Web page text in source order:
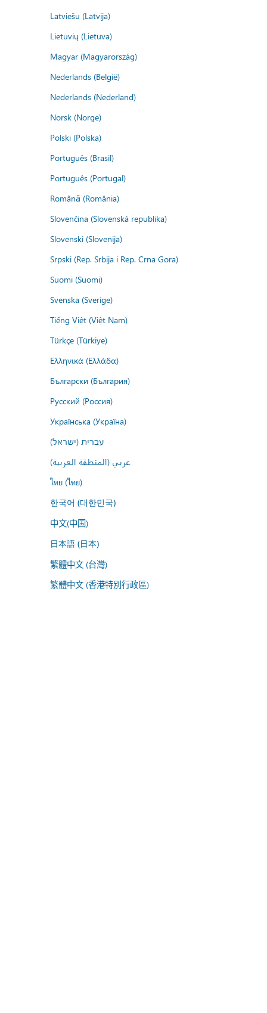
Latviešu (Latvija)
Lietuvių (Lietuva)
Magyar (Magyarország)
Nederlands (België)
Nederlands (Nederland)
Norsk (Norge)
Polski (Polska)
Português (Brasil)
Português (Portugal)
Română (România)
Slovenčina (Slovenská republika)
Slovenski (Slovenija)
Srpski (Rep. Srbija i Rep. Crna Gora)
Suomi (Suomi)
Svenska (Sverige)
Tiếng Việt (Việt Nam)
Türkçe (Türkiye)
Ελληνικά (Ελλάδα)
Български (България)
Русский (Россия)
Українська (Україна)
עברית (ישראל)
عربي (المنطقة العربية)
ไทย (ไทย)
한국어 (대한민국)
中文(中国)
日本語 (日本)
繁體中文 (台灣)
繁體中文 (香港特別行政區)